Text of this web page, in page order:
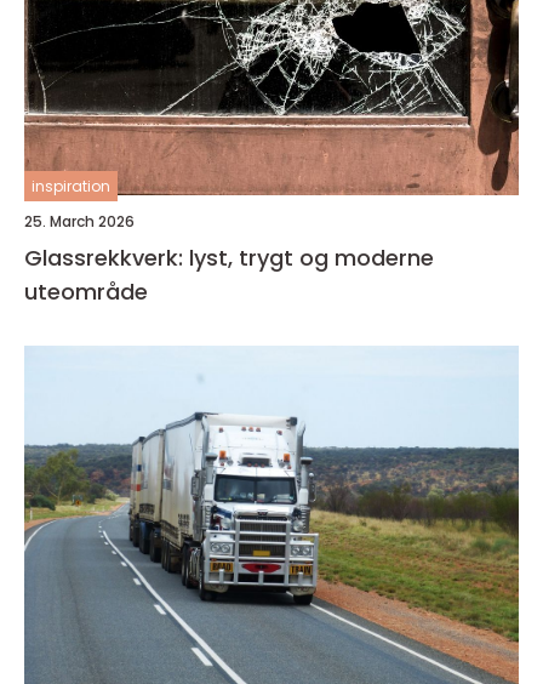
inspiration
25. March 2026
Glassrekkverk: lyst, trygt og moderne
uteområde